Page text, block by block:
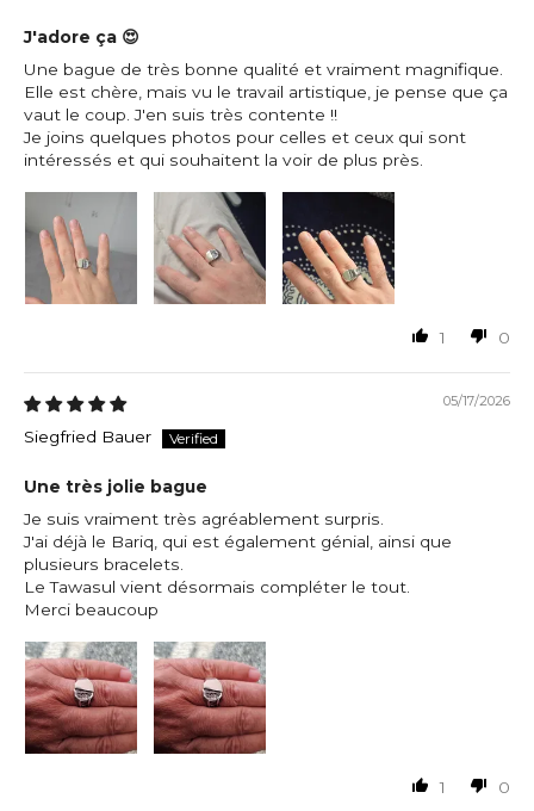
J'adore ça 😍
Une bague de très bonne qualité et vraiment magnifique.
Elle est chère, mais vu le travail artistique, je pense que ça
vaut le coup. J'en suis très contente !!
Je joins quelques photos pour celles et ceux qui sont
intéressés et qui souhaitent la voir de plus près.
1 0
05/17/2026
Siegfried Bauer
Une très jolie bague
Je suis vraiment très agréablement surpris.
J'ai déjà le Bariq, qui est également génial, ainsi que
plusieurs bracelets.
Le Tawasul vient désormais compléter le tout.
Merci beaucoup
1 0